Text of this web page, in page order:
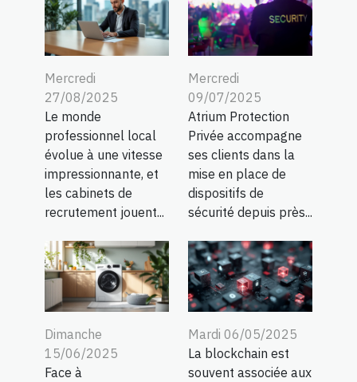
Mercredi
27/08/2025
Le monde
professionnel local
évolue à une vitesse
impressionnante, et
les cabinets de
recrutement jouent...
Mercredi
09/07/2025
Atrium Protection
Privée accompagne
ses clients dans la
mise en place de
dispositifs de
sécurité depuis près...
Dimanche
15/06/2025
Face à
Mardi 06/05/2025
La blockchain est
souvent associée aux